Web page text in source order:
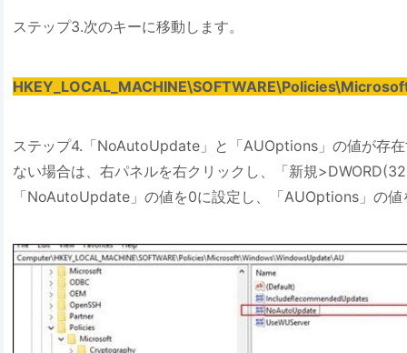
ステップ3.次のキーに移動します。
ステップ4.「NoAutoUpdate」と「AUOptions」の値が存
ない場合は、右パネルを右クリックし、「新規
「NoAutoUpdate」の値を0に設定し、「AUOptions」の